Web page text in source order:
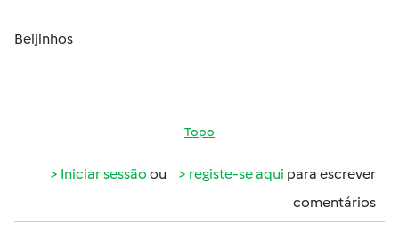
Beijinhos
Topo
Iniciar sessão ou registe-se aqui para escrever
comentários